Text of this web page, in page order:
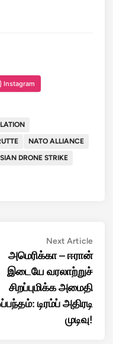
Instagram
NATO ALLIANCE
DRONE STRIKE
Next ArticleNext
அமெரிக்கா – ஈரான்
இடையே வரலாற்றுச்
சிறப்புமிக்க அமைதி
டிரம்ப் அதிரடி
முடிவு!